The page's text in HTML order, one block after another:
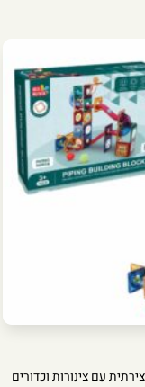
עם צינורות וכדורים